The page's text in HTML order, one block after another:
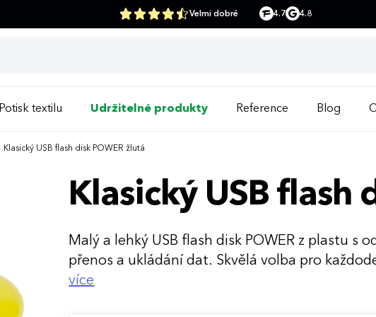
Velmi dobré 4.7 4.8
Potisk textilu Udržitelné produkty Reference Blog
Klasický USB flash disk POWER žlutá
Klasický USB flash
Malý a lehký USB flash disk POWER z plastu
přenos a ukládání dat. Skvělá volba pro
předmět.
více